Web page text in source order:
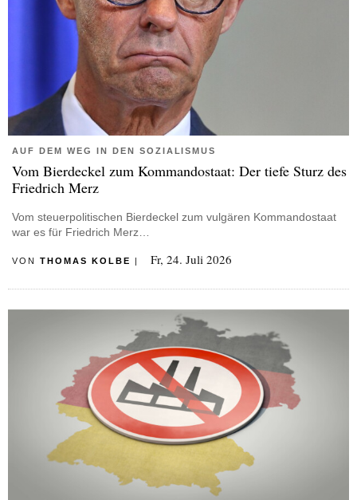
AUF DEM WEG IN DEN SOZIALISMUS
Vom Bierdeckel zum Kommandostaat: Der tiefe Sturz des
Friedrich Merz
Vom steuerpolitischen Bierdeckel zum vulgären Kommandostaat
war es für Friedrich Merz…
VON THOMAS KOLBE | Fr, 24. Juli 2026